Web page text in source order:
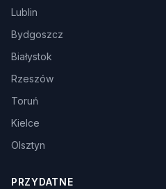
Lublin
Bydgoszcz
Białystok
Rzeszów
Toruń
Kielce
Olsztyn
PRZYDATNE